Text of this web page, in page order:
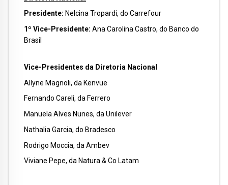
Presidente: Nelcina Tropardi, do Carrefour
1º Vice-Presidente: Ana Carolina Castro, do Banco do
Brasil
Vice-Presidentes da Diretoria Nacional
Allyne Magnoli, da Kenvue
Fernando Careli, da Ferrero
Manuela Alves Nunes, da Unilever
Nathalia Garcia, do Bradesco
Rodrigo Moccia, da Ambev
Viviane Pepe, da Natura & Co Latam